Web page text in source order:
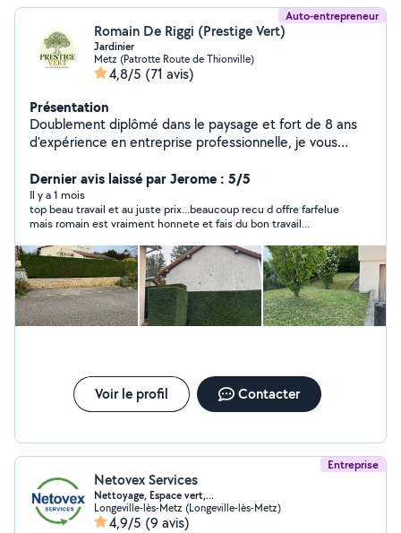
Auto-entrepreneur
Romain De Riggi (Prestige Vert)
Jardinier
Metz (Patrotte Route de Thionville)
4,8/5 (71 avis)
Présentation
Doublement diplômé dans le paysage et fort de 8 ans
d'expérience en entreprise professionnelle, je vous
Tonte de pelouse Taille de haies et d'arbustes
Débroussaillage Nettoyage haute pression (Kärcher) Je
suis équipé et à l'écoute de vos besoins pour entretenir
et valoriser vos espaces extérieurs. N'hésitez pas à me
contacter pour un devis gratuit
Dernier avis laissé par Jerome : 5/5
Il y a 1 mois
top beau travail et au juste prix...beaucoup recu d offre farfelue
mais romain est vraiment honnete et fais du bon travail...
Voir le profil Contacter
Entreprise
Netovex Services
Nettoyage, Espace vert,...
Longeville-lès-Metz (Longeville-lès-Metz)
4,9/5 (9 avis)